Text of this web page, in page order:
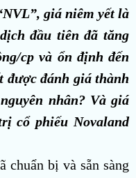
giá niêm yết là
đầu tiên đã tăng
cp và ổn định đến
được đánh giá thành
nhân? Và giá
cổ phiếu Novaland
chuẩn bị và sẵn sàng